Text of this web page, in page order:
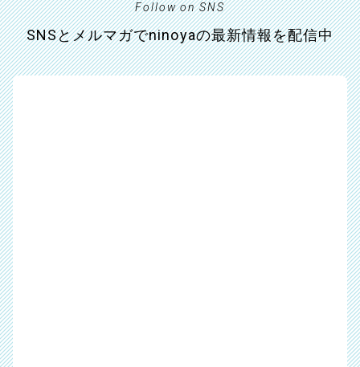
Follow on SNS
SNSとメルマガでninoyaの最新情報を配信中